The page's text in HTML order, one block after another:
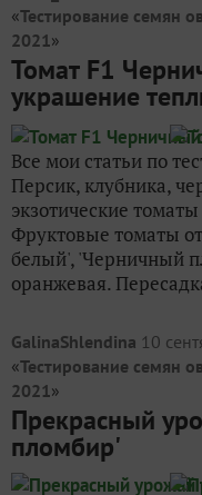
«Тестирование семян
2021»
Томат F1
украшение
Все мои статьи по
Персик, клубника,
экзотические
Фруктовые томаты
белый', 'Черничный
оранжевая.
GalinaShlendina 10
«Тестирование семян
2021»
Прекрасный
пломбир'